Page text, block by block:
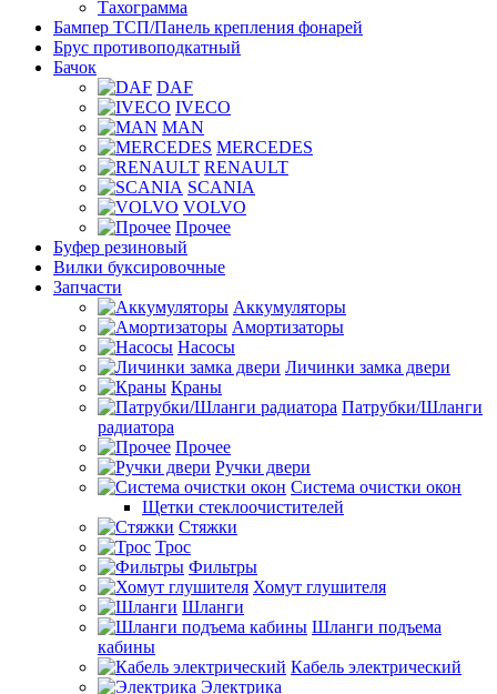
Тахограмма
Бампер ТСП/Панель крепления фонарей
Брус противоподкатный
Бачок
DAF
IVECO
MAN
MERCEDES
RENAULT
SCANIA
VOLVO
Прочее
Буфер резиновый
Вилки буксировочные
Запчасти
Аккумуляторы
Амортизаторы
Насосы
Личинки замка двери
Краны
Патрубки/Шланги
радиатора
Прочее
Ручки двери
Система очистки окон
Щетки стеклоочистителей
Стяжки
Трос
Фильтры
Хомут глушителя
Шланги
Шланги подъема
кабины
Кабель электрический
Электрика